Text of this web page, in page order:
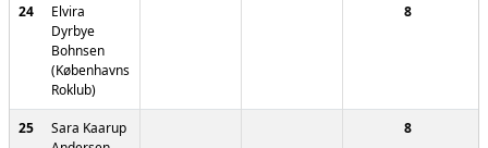
24
Elvira
Dyrbye
Bohnsen
(Københavns
Roklub)
8
25
Sara Kaarup
8